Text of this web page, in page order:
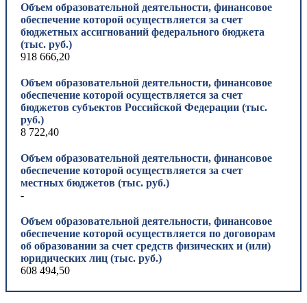
Объем образовательной деятельности, финансовое
обеспечение которой осуществляется за счет
бюджетных ассигнований федерального бюджета
(тыс. руб.)
918 666,20
Объем образовательной деятельности, финансовое
обеспечение которой осуществляется за счет
бюджетов субъектов Российской Федерации (тыс.
руб.)
8 722,40
Объем образовательной деятельности, финансовое
обеспечение которой осуществляется за счет
местных бюджетов (тыс. руб.)
-
Объем образовательной деятельности, финансовое
обеспечение которой осуществляется по договорам
об образовании за счет средств физических и (или)
юридических лиц (тыс. руб.)
608 494,50